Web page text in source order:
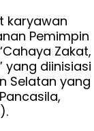
karyawan
Pemimpin
Zakat,
yang diinisiasi
Selatan yang